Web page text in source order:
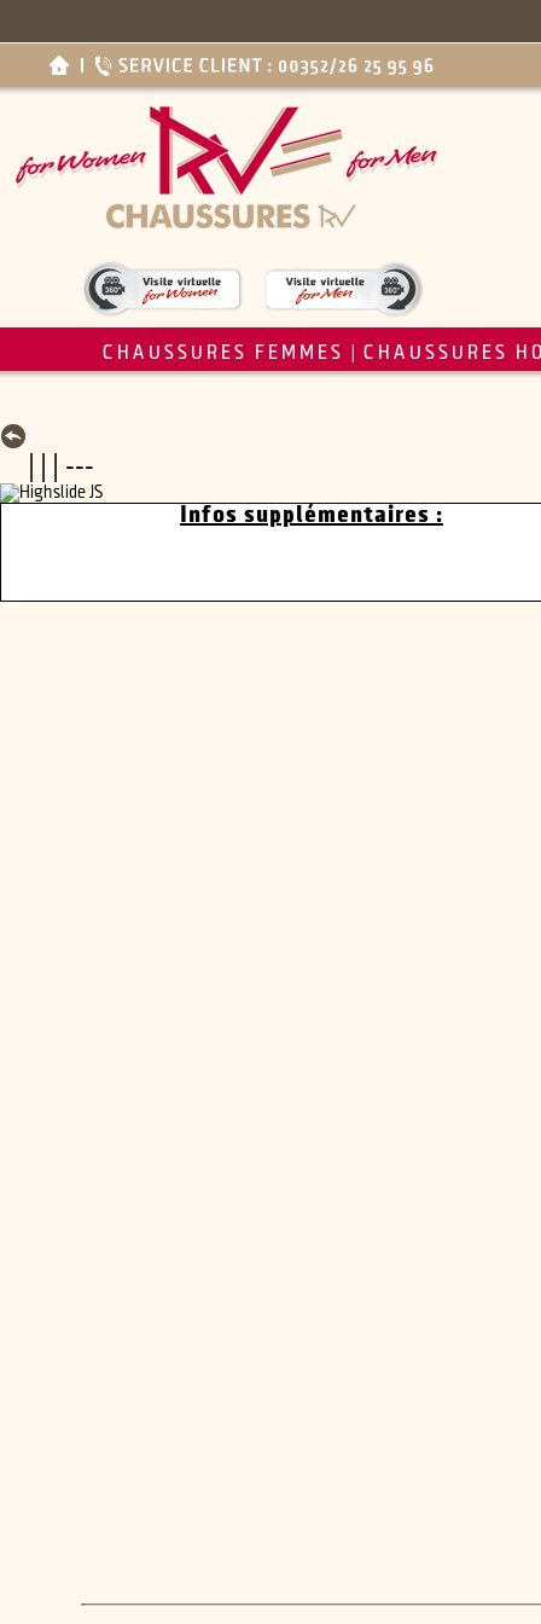
CHAUSSURES FEMMES CHAUSSURES
| | | ---
Infos supplémentaires :